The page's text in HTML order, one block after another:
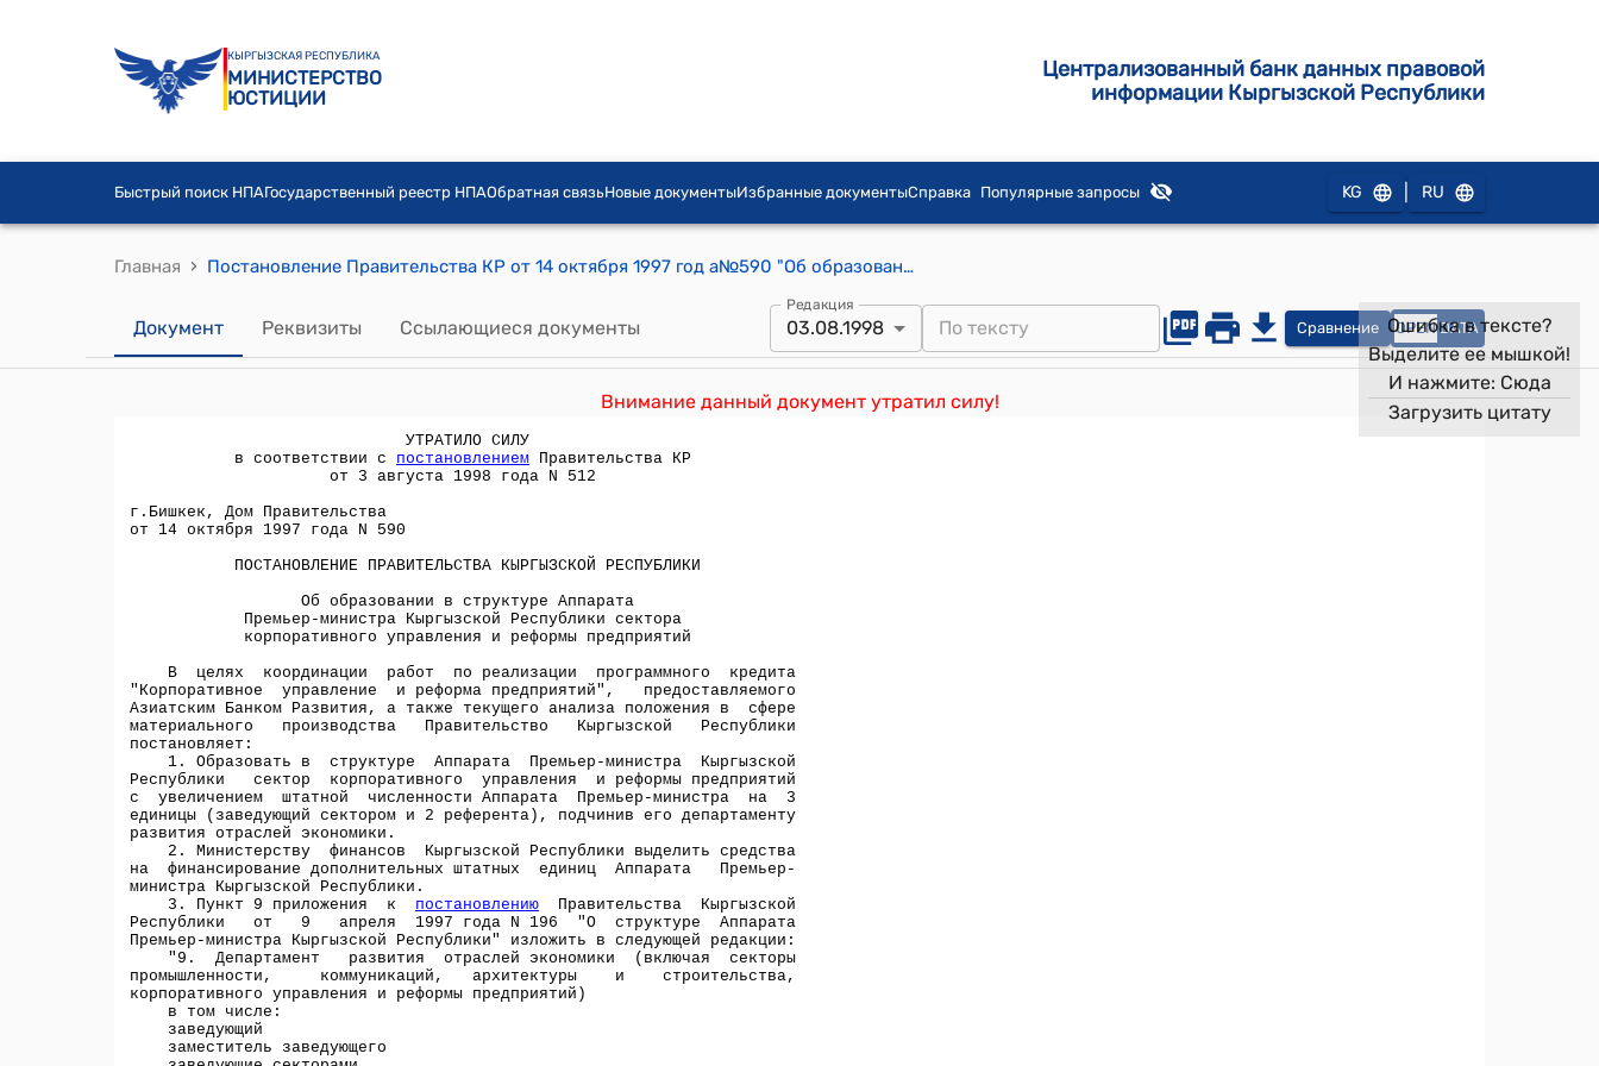
КЫРГЫЗСКАЯ РЕСПУБЛИКА
МИНИСТЕРСТВО
ЮСТИЦИИ
Централизованный банк данных правовой
информации Кыргызской Республики
Быстрый поиск НПАГосударственный реестр НПАОбратная связьНовые документыИзбранные документыСправка Популярные запросы KG RU
Главная › Постановление Правительства КР от 14 октября 1997 год а№590 "Об образовании в структуре Аппарата Премьер-министра Кыргызской Республики сектора корпоративного управления и реформы предприятий"
Документ Реквизиты Ссылающиеся документы
Редакция
03.08.1998 Сравнение OPEN DATA
Внимание данный документ утратил силу!
Ошибка в тексте?
Выделите ее мышкой!
И нажмите: Сюда
Загрузить цитату